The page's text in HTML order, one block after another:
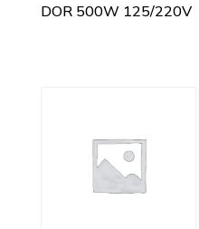
DOR 500W 125/220V